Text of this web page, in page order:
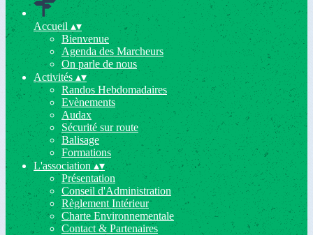
Accueil ▴▾
Bienvenue
Agenda des Marcheurs
On parle de nous
Activités▴▾
Randos Hebdomadaires
Evènements
Audax
Sécurité sur route
Balisage
Formations
L'association▴▾
Présentation
Conseil d'Administration
Règlement Intérieur
Charte Environnementale
Contact & Partenaires